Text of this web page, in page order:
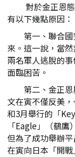
對於金正恩
有以下幾點原因：
第一、聯合
來。這一說，當
兩名軍人逃脫的
面臨困苦。
第二、金正
文在寅不僅反美
和3月舉行的「
「Eagle」（鷂
但為了成功舉辦
在寅向日本「開